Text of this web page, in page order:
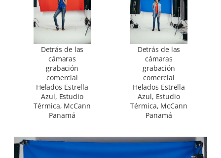
Detrás de las
cámaras
grabación
comercial
Helados Estrella
Azul, Estudio
Térmica, McCann
Panamá
Detrás de las
cámaras
grabación
comercial
Helados Estrella
Azul, Estudio
Térmica, McCann
Panamá